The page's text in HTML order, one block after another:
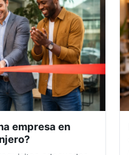
empresa en